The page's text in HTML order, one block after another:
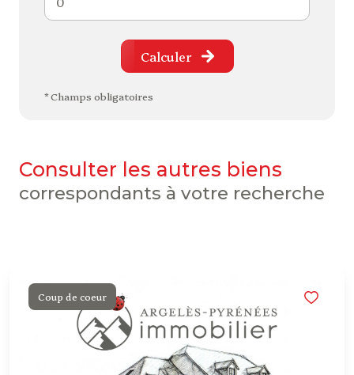
Calculer
* Champs obligatoires
consulter les autres biens
correspondants à votre recherche
Coup de coeur